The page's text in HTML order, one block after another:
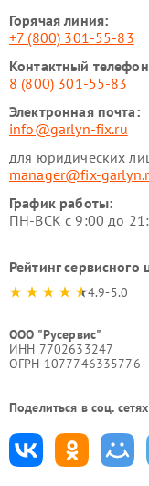
Горячая линия:
+7 (800) 301-55-83
Контактный
8 (800) 301-55-83
Электронная почта:
info@garlyn-fix.ru
для юридических
manager@fix-
График работы:
ПН-ВСК с 9:00 до
Рейтинг сервисного
4.9-5.0
ООО "Русервис"
ИНН 7702633247
ОГРН 1077746335776
Поделиться в соц.